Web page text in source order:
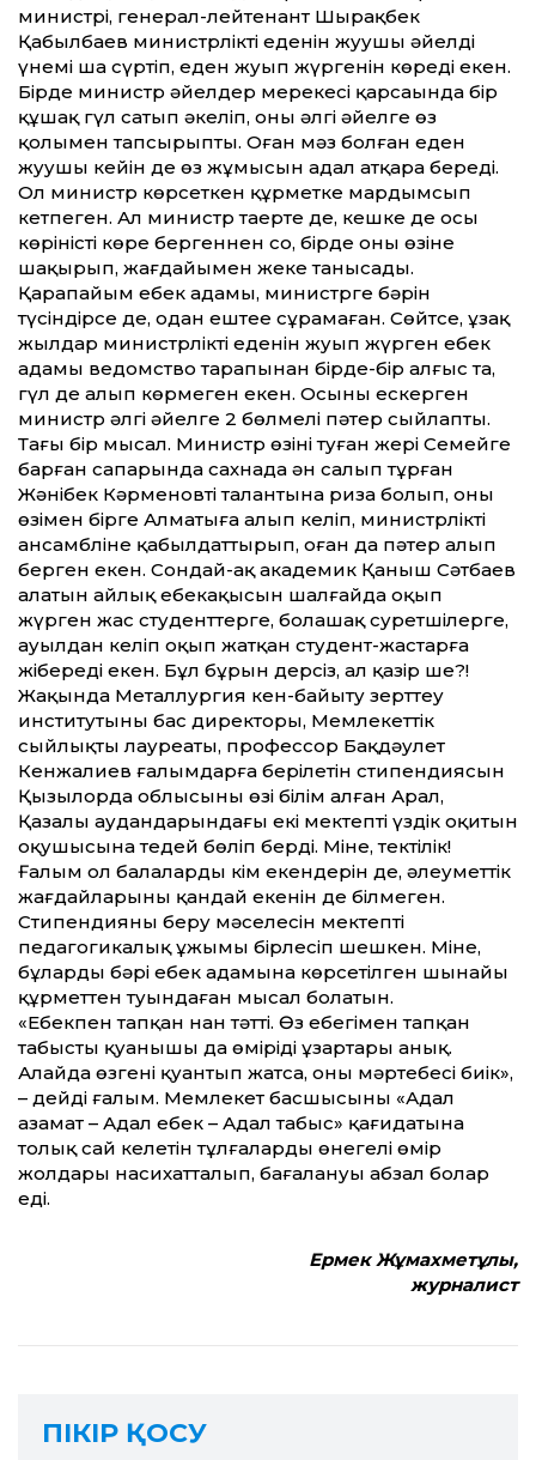
министрі, генерал-лейтенант Шырақбек
Қабылбаев министрліктің еденін жуушы әйелдің
үнемі шаң сүртіп, еден жуып жүргенін көреді екен.
Бірде министр әйелдер мерекесі қарсаңында бір
құшақ гүл сатып әкеліп, оны әлгі әйелге өз
қолымен тапсырыпты. Оған мәз болған еден
жуушы ке­йін де өз жұмысын адал атқара береді.
Ол министр көрсеткен құрметке мардымсып
кетпеген. Ал министр таңертең де, кешке де осы
көріністі көре бергеннен соң, бірде оны өзіне
шақырып, жағдайымен жеке танысады.
Қарапайым еңбек адамы, министрге бәрін
түсіндірсе де, одан ештеңе сұрамаған. Сөйтсе, ұзақ
жылдар министрліктің еденін жуып жүрген еңбек
адамы ведомство тарапынан бірде-бір алғыс та,
гүл де алып көрмеген екен. Осыны ескерген
министр әлгі әйелге 2 бөлмелі пәтер сыйлапты.
Тағы бір мысал. Министр өзінің туған жері Семейге
барған сапарында сахнада ән салып тұрған
Жәнібек Кәрменовтің талантына риза болып, оны
өзімен бірге Алматыға алып келіп, министрліктің
ансамбліне қабылдат­тырып, оған да пәтер алып
берген екен. Сондай-ақ академик Қаныш Сәтбаев
алатын айлық еңбекақысын шалғайда оқып
жүрген жас студент­терге, болашақ суретшілерге,
ауылдан келіп оқып жатқан студент-жастарға
жібереді екен. Бұл бұрын дерсіз, ал қазір ше?!
Жақында Металлургия кен-байыту зерт­теу
институтының бас директоры, Мемлекет­тік
сыйлықтың лауреаты, профессор Бақдәулет
Кенжалиев ғалымдарға берілетін стипендиясын
Қызылорда облысының өзі білім алған Арал,
Қазалы аудандарындағы екі мектептің үздік оқитын
оқушысына теңдей бөліп берді. Міне, тектілік!
Ғалым ол балалардың кім екендерін де, әлеумет­тік
жағдайларының қандай екенін де білмеген.
Стипендияны беру мәселесін мектептің
педагогикалық ұжымы бірлесіп шешкен. Міне,
бұлардың бәрі еңбек адамына көрсетілген шынайы
құрмет­тен туындаған мысал болатын.
«Еңбекпен тапқан нан тәт­ті. Өз еңбегіңмен тапқан
табыстың қуанышы да өміріңді ұзартары анық.
Алайда өзгені қуан­тып жатсаң, оның мәртебесі биік»,
– дейді ғалым. Мемлекет басшысының «Адал
азамат – Адал еңбек – Адал табыс» қағидатына
толық сай келетін тұлғалардың өнегелі өмір
жолдары насихат­талып, бағалануы абзал болар
еді.
Ермек Жұмахметұлы,
журналист
ПІКІР ҚОСУ